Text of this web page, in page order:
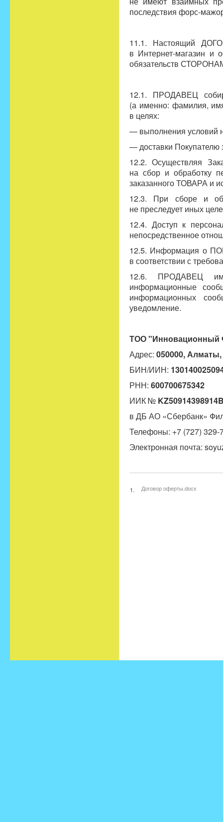
последствия форс-
11.1. Настоящий
в Интернет-магазин и
обязательств
12.1. ПРОДАВЕЦ
(а именно: фамилия,
в целях:
— выполнения условий
— доставки Покупателю
12.2. Осуществляя
на сбор и обработку
заказанного ТОВАРА и
12.3. При сборе и
не преследует иных
12.4. Доступ к
непосредственное
12.5. Информация о
в соответствии с
12.6. ПРОДАВЕЦ
информационные
информационных
уведомление.
ТОО "Инновационный
Адрес: 050000,
БИН/ИИН:
РНН: 600700675342
ИИК №
в ДБ АО «Сбербанк»
Телефоны: +7 (727) 329-
Электронная почта:
1. Договор оферты.docx